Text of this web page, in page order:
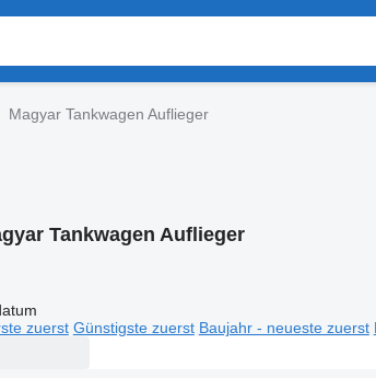
Magyar Tankwagen Auflieger
Tankwagen Auflieger
zuerst Günstigste zuerst Baujahr - neueste zuerst